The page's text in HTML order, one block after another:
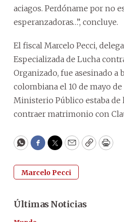
aciagos. Perdóname por no
esperanzadoras…”, concluye.
El fiscal Marcelo Pecci,
Especializada de Lucha
Organizado, fue asesinado a
colombiana el 10 de mayo
Ministerio Público estaba de
contraer matrimonio con
WhatsApp
Facebook
Twitter
EmailCopyPrint
Marcelo Pecci
Últimas Noticias